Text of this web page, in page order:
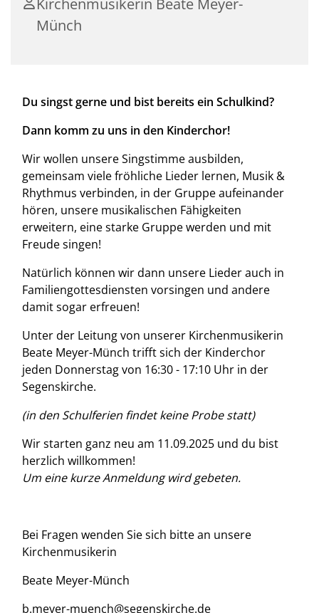
Kirchenmusikerin Beate Meyer-
Münch
Du singst gerne und bist bereits ein Schulkind?
Dann komm zu uns in den Kinderchor!
Wir wollen unsere Singstimme ausbilden,
gemeinsam viele fröhliche Lieder lernen, Musik &
Rhythmus verbinden, in der Gruppe aufeinander
hören, unsere musikalischen Fähigkeiten
erweitern, eine starke Gruppe werden und mit
Freude singen!
Natürlich können wir dann unsere Lieder auch in
Familiengottesdiensten vorsingen und andere
damit sogar erfreuen!
Unter der Leitung von unserer Kirchenmusikerin
Beate Meyer-Münch trifft sich der Kinderchor
jeden Donnerstag von 16:30 - 17:10 Uhr in der
Segenskirche.
(in den Schulferien findet keine Probe statt)
Wir starten ganz neu am 11.09.2025 und du bist
herzlich willkommen!
Um eine kurze Anmeldung wird gebeten.
Bei Fragen wenden Sie sich bitte an unsere
Kirchenmusikerin
Beate Meyer-Münch
b.meyer-muench@segenskirche.de